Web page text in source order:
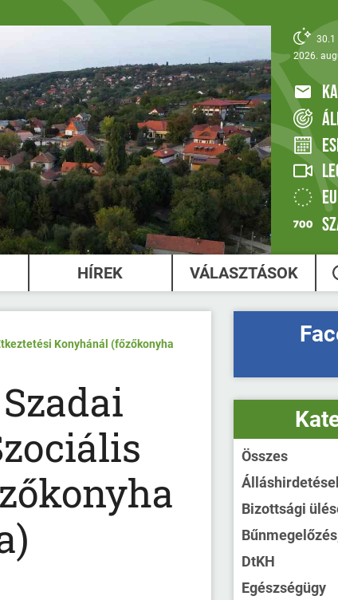
30.1
2026.
HÍREK VÁLASZTÁSOK
Konyhánál (főzőkonyha
Összes
Bizottsági
DtKH
Egészségügy